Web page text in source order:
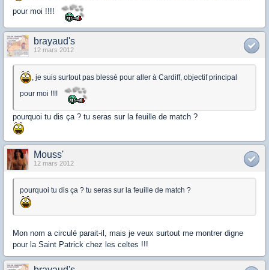
pour moi !!!!
brayaud's
12 mars 2012
, je suis surtout pas blessé pour aller à Cardiff, objectif principal
pour moi !!!!
pourquoi tu dis ça ? tu seras sur la feuille de match ?
Mouss'
12 mars 2012
pourquoi tu dis ça ? tu seras sur la feuille de match ?
Mon nom a circulé parait-il, mais je veux surtout me montrer digne
pour la Saint Patrick chez les celtes !!!